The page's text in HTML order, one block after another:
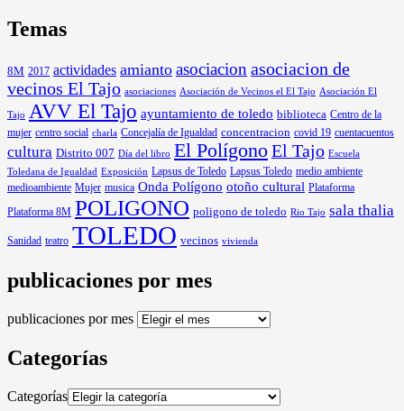
Temas
8M 2017 actividades amianto asociacion asociacion de
vecinos El Tajo asociaciones Asociación de Vecinos el El Tajo Asociación El
Tajo AVV El Tajo ayuntamiento de toledo biblioteca Centro de la
mujer centro social charla Concejalía de Igualdad concentracion covid 19 cuentacuentos
cultura Distrito 007 Día del libro El PolígonoEl Tajo Escuela
Toledana de Igualdad Exposición Lapsus de Toledo Lapsus Toledo medio ambiente
medioambiente Mujer musica Onda Polígono otoño cultural Plataforma
Plataforma 8M POLIGONO poligono de toledo Rio Tajo sala thalia
Sanidad teatro TOLEDO vecinos vivienda
publicaciones por mes
publicaciones por mes
Categorías
Categorías